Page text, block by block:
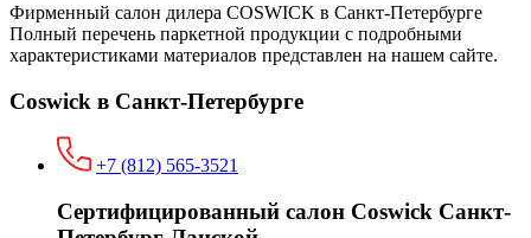
Фирменный салон дилера COSWICK в Санкт-Петербурге
Полный перечень паркетной продукции с подробными
характеристиками материалов представлен на нашем сайте.
Coswick в Санкт-Петербурге
+7 (812) 565-3521
Сертифицированный салон Coswick Санкт-